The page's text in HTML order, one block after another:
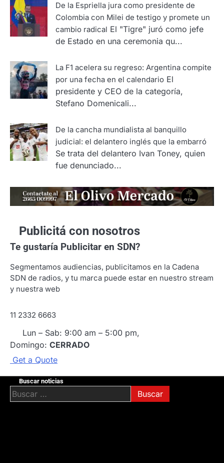
De la Espriella jura como presidente de
Colombia con Milei de testigo y promete un
cambio radical El "Tigre" juró como jefe
de Estado en una ceremonia qu...
La F1 acelera su regreso: Argentina compite
por una fecha en el calendario El
presidente y CEO de la categoría,
Stefano Domenicali...
De la cancha mundialista al banquillo
judicial: el delantero inglés que la embarró
Se trata del delantero Ivan Toney, quien
fue denunciado...
Publicitá con nosotros
Te gustaría Publicitar en SDN?
Segmentamos audiencias, publicitamos en la Cadena
SDN de radios, y tu marca puede estar en nuestro stream
y nuestra web
11 2332 6663
Lun – Sab: 9:00 am – 5:00 pm,
Domingo: CERRADO
Get a Quote
Buscar noticias
Buscar: